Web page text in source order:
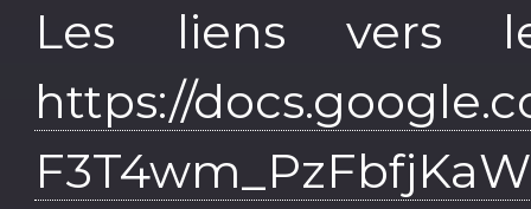
Les liens vers
https://